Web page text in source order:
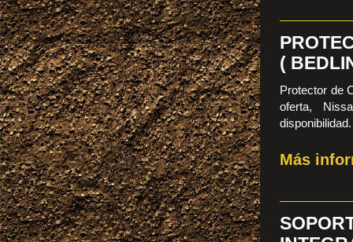
600,00€
(
Protector de
oferta,
disponibilidad.
Precio
Más